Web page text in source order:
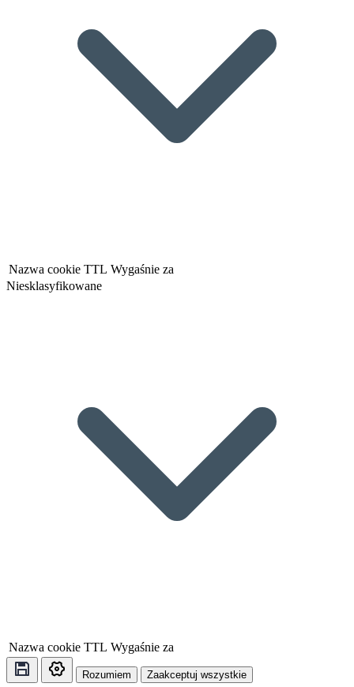
Nazwa cookie TTL Wygaśnie za
Niesklasyfikowane
Nazwa cookie TTL Wygaśnie za
Rozumiem Zaakceptuj wszystkie